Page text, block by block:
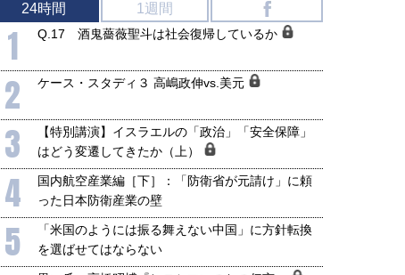
24時間 1週間
1 Q.17 酒鬼薔薇聖斗は社会復帰しているか
2 ケース・スタディ３ 高嶋政伸vs.美元
3
【特別講演】イスラエルの「政治」「安全保障」
はどう変遷してきたか（上）
4
国内航空産業編［下］：「防衛省が元請け」に頼
った日本防衛産業の壁
5
「米国のようには振る舞えない中国」に方針転換
を選ばせてはならない